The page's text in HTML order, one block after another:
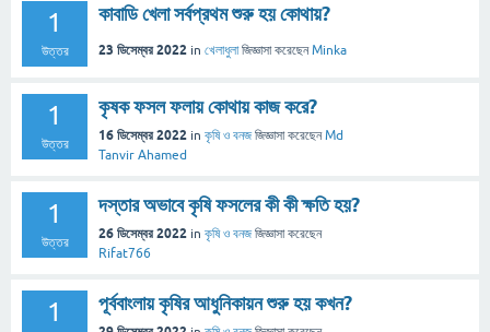
1
উত্তর
কাবাডি খেলা সর্বপ্রথম শুরু হয় কোথায়?
23 ডিসেম্বর 2022 in খেলাধুলা জিজ্ঞাসা করেছেনMinka
1
উত্তর
কৃষক ফসল ফলায় কোথায় কাজ করে?
16 ডিসেম্বর 2022 in কৃষি ও বনজ জিজ্ঞাসা করেছেনMd
Tanvir Ahamed
1
উত্তর
দস্তার অভাবে কৃষি ফসলের কী কী ক্ষতি হয়?
26 ডিসেম্বর 2022 in কৃষি ও বনজ জিজ্ঞাসা করেছেন
Rifat766
1 পূর্ববাংলায় কৃষির আধুনিকায়ন শুরু হয় কখন?